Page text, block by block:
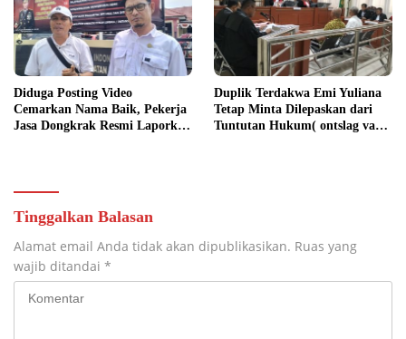
Diduga Posting Video
Cemarkan Nama Baik, Pekerja
Jasa Dongkrak Resmi Laporkan
Duplik Terdakwa Emi Yuliana
Tetap Minta Dilepaskan dari
Tuntutan Hukum( ontslag van
Tinggalkan Balasan
Alamat email Anda tidak akan dipublikasikan. Ruas yang
wajib ditandai *